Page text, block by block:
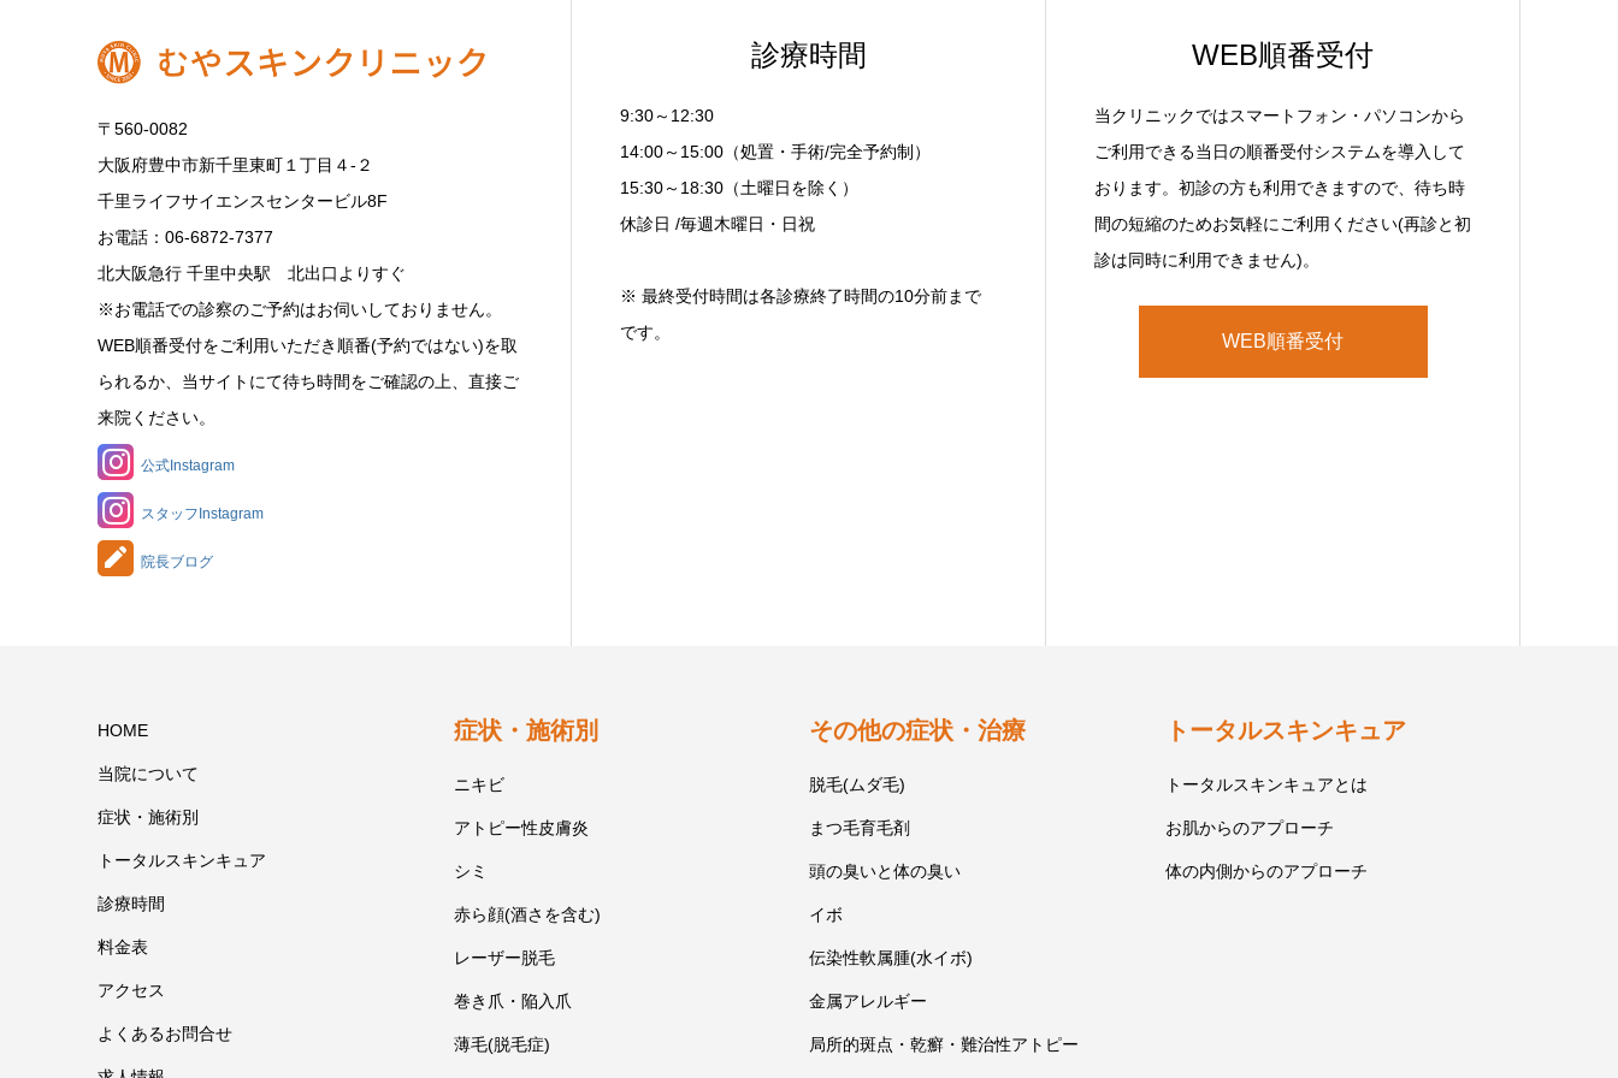
〒560-0082
大阪府豊中市新千里東町１丁目４‐２
千里ライフサイエンスセンタービル8F
お電話：06-6872-7377
北大阪急行 千里中央駅 北出口よりすぐ
※お電話での診察のご予約はお伺いしておりません。
WEB順番受付をご利用いただき順番(予約ではない)を取
られるか、当サイトにて待ち時間をご確認の上、直接ご
来院ください。
公式Instagram
スタッフInstagram
院長ブログ
診療時間
9:30～12:30
14:00～15:00（処置・手術/完全予約制）
15:30～18:30（土曜日を除く）
休診日 /毎週木曜日・日祝
※ 最終受付時間は各診療終了時間の10分前まで
です。
WEB順番受付
当クリニックではスマートフォン・パソコンから
ご利用できる当日の順番受付システムを導入して
おります。初診の方も利用できますので、待ち時
間の短縮のためお気軽にご利用ください(再診と初
診は同時に利用できません)。
WEB順番受付
HOME
当院について
症状・施術別
トータルスキンキュア
診療時間
料金表
アクセス
よくあるお問合せ
症状・施術別
ニキビ
アトピー性皮膚炎
シミ
赤ら顔(酒さを含む)
レーザー脱毛
巻き爪・陥入爪
薄毛(脱毛症)
その他の症状・治療
脱毛(ムダ毛)
まつ毛育毛剤
頭の臭いと体の臭い
イボ
伝染性軟属腫(水イボ)
金属アレルギー
局所的斑点・乾癬・難治性アトピー
トータルスキンキュア
トータルスキンキュアとは
お肌からのアプローチ
体の内側からのアプローチ